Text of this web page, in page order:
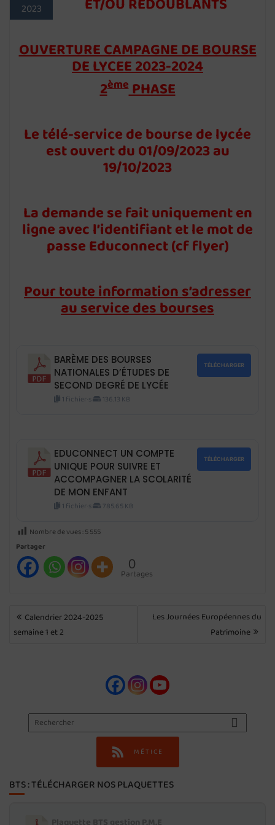
2023
OUVERTURE CAMPAGNE DE BOURSE
DE LYCEE 2023-2024
2èmePHASE
Le télé-service de bourse de lycée
est ouvert du 01/09/2023 au
19/10/2023
La demande se fait uniquement en
ligne avec l’identifiant et le mot de
passe Educonnect (cf flyer)
Pour toute information s’adresser
au service des bourses
BARÈME DES BOURSES
NATIONALES D’ÉTUDES DE
SECOND DEGRÉ DE LYCÉE
1 fichier·s 136.13 KB
TÉLÉCHARGER
EDUCONNECT UN COMPTE
UNIQUE POUR SUIVRE ET
ACCOMPAGNER LA SCOLARITÉ
DE MON ENFANT
1 fichier·s 785.65 KB
TÉLÉCHARGER
Nombre de vues :5 555
Partager
0
Partages
NAVIGATION
DE
L’ARTICLE
Calendrier 2024-2025
semaine 1 et 2
Les Journées Européennes du
Patrimoine
MÉTICE
BTS : TÉLÉCHARGER NOS PLAQUETTES